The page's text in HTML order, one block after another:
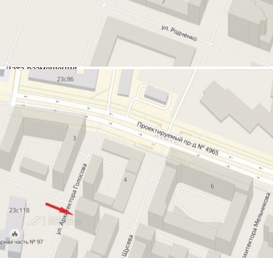
Другие объявления
Характеристики помещения
№ объявления
39175
Дата размещения
20.01.2020
Город
Москва
Адрес
ул.Кандинского д 5
Расположено
Этаж
Предлагается
Аренда
Желаемый / подходящий вид деятельности
Торговое
Назначение
ПСН, Торговое, Услуги
Размер площади (м2)
137
Цена за помещение
343 000 руб.